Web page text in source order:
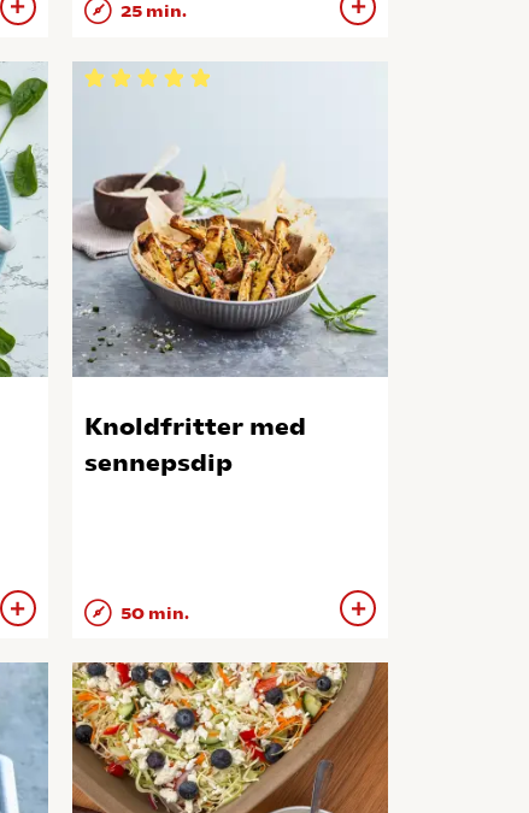
25 min.
Knoldfritter med
sennepsdip
50 min.